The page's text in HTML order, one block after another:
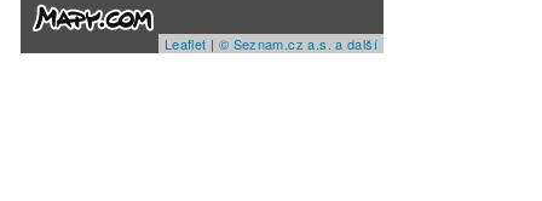
Leaflet | © Seznam.cz a.s. a další